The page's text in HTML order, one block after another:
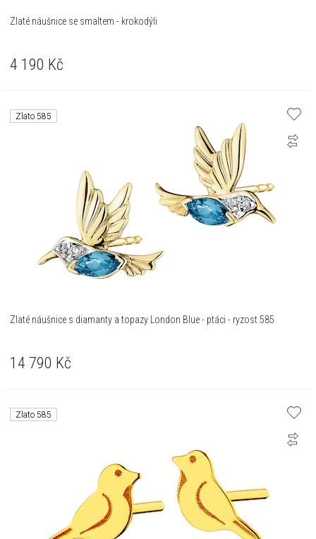
Zlaté náušnice se smaltem - krokodýli
4 190 Kč
Zlato 585
Zlaté náušnice s diamanty a topazy London Blue - ptáci - ryzost 585
14 790 Kč
Zlato 585